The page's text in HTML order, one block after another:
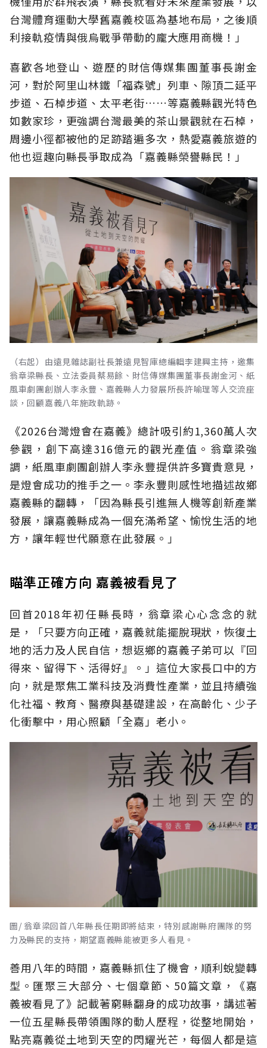
台灣體育運動大學舊嘉義校區為基地布局，之後順
利接軌疫情與俄烏戰爭帶動的龐大應用商機！」
喜歡各地登山、遊歷的財信傳媒集團董事長謝金
河，對於阿里山林鐵「福森號」列車、隙頂二延平
步道、石棹步道、太平老街……等嘉義縣觀光特色
如數家珍，更強調台灣最美的茶山景觀就在石棹，
周邊小徑都被他的足跡踏遍多次，熱愛嘉義旅遊的
他也逗趣向縣長爭取成為「嘉義縣榮譽縣民！」
（右起）由遠見雜誌副社長兼遠見智庫總編輯李建興主持，邀集
翁章梁縣長、立法委員蔡易餘、財信傳媒集團董事長謝金河、紙
風車劇團創辦人李永豐、嘉義縣人力發展所長許喻理等人交流座
談，回顧嘉義八年施政軌跡。
《2026台灣燈會在嘉義》總計吸引約1,360萬人次
參觀，創下高達316億元的觀光產值。翁章梁強
調，紙風車劇團創辦人李永豐提供許多寶貴意見，
是燈會成功的推手之一。李永豐則感性地描述故鄉
嘉義縣的翻轉，「因為縣長引進無人機等創新產業
發展，讓嘉義縣成為一個充滿希望、愉悅生活的地
方，讓年輕世代願意在此發展。」
瞄準正確方向 嘉義被看見了
回首2018年初任縣長時，翁章梁心心念念的就
是，「只要方向正確，嘉義就能擺脫現狀，恢復土
地的活力及人民自信，想返鄉的嘉義子弟可以『回
得來、留得下、活得好』。」這位大家長口中的方
向，就是聚焦工業科技及消費性產業，並且持續強
化社福、教育、醫療與基礎建設，在高齡化、少子
化衝擊中，用心照顧「全嘉」老小。
圖/ 翁章梁回首八年縣長任期即將結束，特別感謝縣府團隊的努
力及縣民的支持，期望嘉義縣能被更多人看見。
善用八年的時間，嘉義縣抓住了機會，順利蛻變轉
型。匯聚三大部分、七個章節、50篇文章，《嘉
義被看見了》記載著窮縣翻身的成功故事，講述著
一位五星縣長帶領團隊的動人歷程，從整地開始，
點亮嘉義從土地到天空的閃耀光芒，每個人都是這